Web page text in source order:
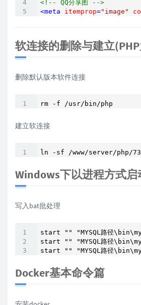
<!-- QQ分享图 -->
<meta itemprop="image"
软连接的删除与建立
删除默认版本软件连接
rm -f /usr/bin/php
建立软连接
ln -sf /www/server/php/
Windows下以进程方式启
写入bat批处理
start "" "MYSQL路径
start "" "MYSQL路径
start "" "MYSQL路径
Docker基本命令篇